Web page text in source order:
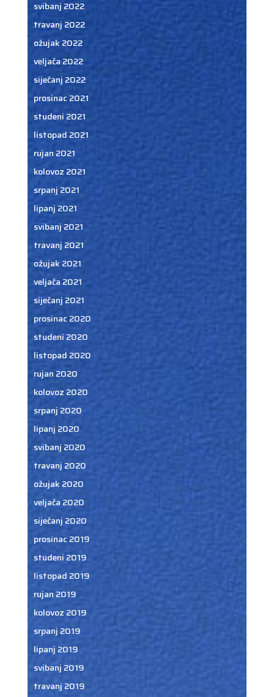
svibanj 2022
travanj 2022
ožujak 2022
veljača 2022
siječanj 2022
prosinac 2021
studeni 2021
listopad 2021
rujan 2021
kolovoz 2021
srpanj 2021
lipanj 2021
svibanj 2021
travanj 2021
ožujak 2021
veljača 2021
siječanj 2021
prosinac 2020
studeni 2020
listopad 2020
rujan 2020
kolovoz 2020
srpanj 2020
lipanj 2020
svibanj 2020
travanj 2020
ožujak 2020
veljača 2020
siječanj 2020
prosinac 2019
studeni 2019
listopad 2019
rujan 2019
kolovoz 2019
srpanj 2019
lipanj 2019
svibanj 2019
travanj 2019